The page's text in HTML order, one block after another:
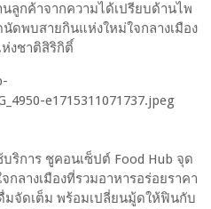
ลูกค้าจากความได้เปรียบด้านไพ
พบสายกินแห่งใหม่ใจกลางเมือง
งชาติสิริกิติ์
ริการ ชูคอนเซ็ปต์ Food Hub จุด
ลางเมืองที่รวมอาหารอร่อยราคา
มจัดเต็ม พร้อมเปลี่ยนมู้ดให้ฟินกับ